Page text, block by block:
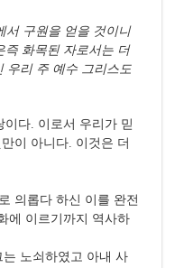
서 구원을 얻을 것이니
즉 화목된 자로서는 더
우리 주 예수 그리스도
이다. 이로서 우리가 믿
이 아니다. 이것은 더
의롭다 하신 이를 완전
에 이르기까지 역사하
는 노쇠하였고 아내 사